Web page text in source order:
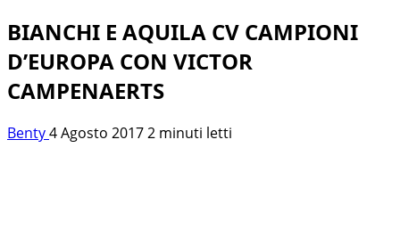
BIANCHI E AQUILA CV CAMPIONI
D’EUROPA CON VICTOR
CAMPENAERTS
Benty4 Agosto 20172 minuti letti